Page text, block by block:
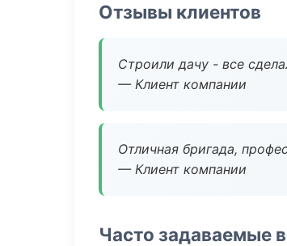
Отзывы клиентов
Строили дачу - все
— Клиент компании
Отличная бригада,
— Клиент компании
Часто задаваемые